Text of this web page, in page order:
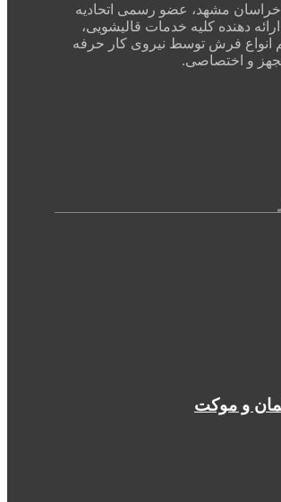
خراسان مشهد، عضو رسمی اتحادیه
دهنده کلیه خدمات قالیشویی،
انواع فرش توسط نیروی کار حرفه
و اختصاصی.
و موکت